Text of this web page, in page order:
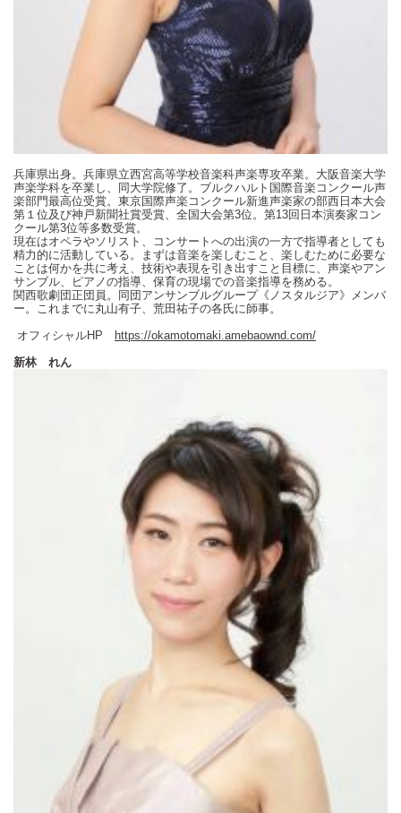
兵庫県出身。兵庫県立西宮高等学校音楽科声楽専攻卒業。大阪音楽大学
声楽学科を卒業し、同大学院修了。ブルクハルト国際音楽コンクール声
楽部門最高位受賞。東京国際声楽コンクール新進声楽家の部西日本大会
第１位及び神戸新聞社賞受賞、全国大会第3位。第13回日本演奏家コン
クール第3位等多数受賞。
現在はオペラやソリスト、コンサートへの出演の一方で指導者としても
精力的に活動している。まずは音楽を楽しむこと、楽しむために必要な
ことは何かを共に考え、技術や表現を引き出すこと目標に、声楽やアン
サンブル、ピアノの指導、保育の現場での音楽指導を務める。
関西歌劇団正団員。同団アンサンブルグループ《ノスタルジア》メンバ
ー。これまでに丸山有子、荒田祐子の各氏に師事。
オフィシャルHP
https://okamotomaki.amebaownd.com/
新林 れん